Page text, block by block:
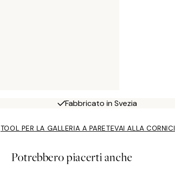
Fabbricato in Svezia
TOOL PER LA GALLERIA A PARETEVAI ALLA CORNICI
Potrebbero piacerti anche